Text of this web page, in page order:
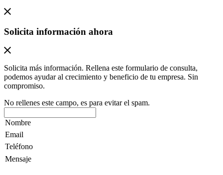
Solicita información ahora
Solicita más información. Rellena este formulario de consulta,
podemos ayudar al crecimiento y beneficio de tu empresa. Sin
compromiso.
No rellenes este campo, es para evitar el spam.